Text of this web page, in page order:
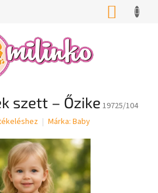
KOSÁR
szett – Őzike 19725/104
Márka: Baby